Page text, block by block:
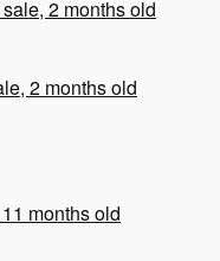
2 months old